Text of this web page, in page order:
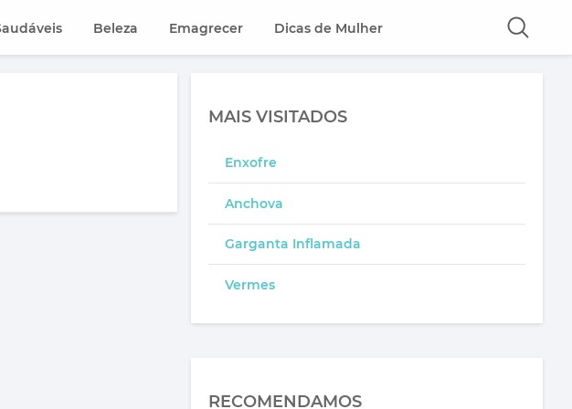
Beleza Emagrecer Dicas de Mulher
MAIS VISITADOS
Enxofre
Anchova
Garganta Inflamada
Vermes
RECOMENDAMOS